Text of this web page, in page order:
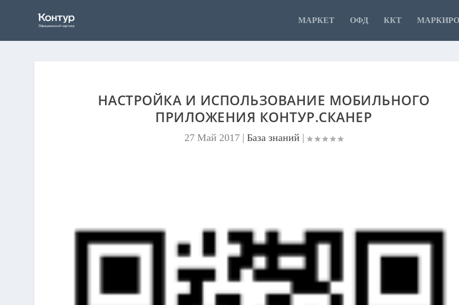
МАРКЕТ ОФД ККТ
НАСТРОЙКА И ИСПОЛЬЗОВАНИЕ МОБИЛЬНОГО
ПРИЛОЖЕНИЯ КОНТУР.СКАНЕР
27 Май 2017 |База знаний |